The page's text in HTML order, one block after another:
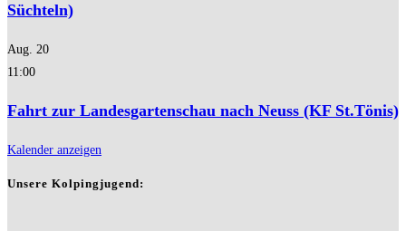
Süchteln)
Aug. 20
11:00
Fahrt zur Landesgartenschau nach Neuss (KF St.Tönis)
Kalender anzeigen
Unsere Kolpingjugend: